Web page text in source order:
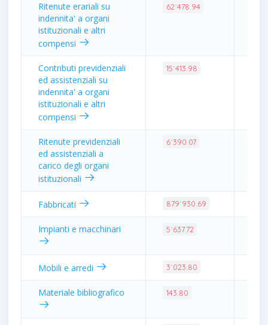
Ritenute erariali su
indennita' a organi
istituzionali e altri
compensi
62˙478.94
Contributi previdenziali
ed assistenziali su
indennita' a organi
istituzionali e altri
compensi
15˙413.98
Ritenute previdenziali
ed assistenziali a
carico degli organi
istituzionali
6˙390.07
Fabbricati 879˙930.69
Impianti e macchinari 5˙637.72
Mobili e arredi 3˙023.80
Materiale bibliografico 143.80